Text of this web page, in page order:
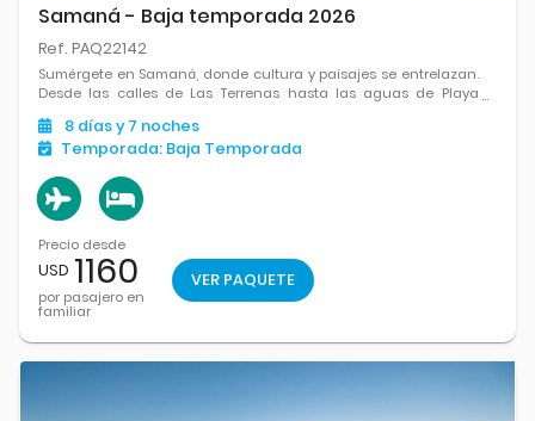
Samaná - Baja temporada 2026
Ref. PAQ22142
Sumérgete en Samaná, donde cultura y paisajes se entrelazan.
Desde las calles de Las Terrenas hasta las aguas de Playa
Rincón, cada experiencia es un capítulo único en este cuento
caribeño.
8 díasy 7 noches
Temporada: Baja Temporada
Precio desde
USD 1160
por pasajero en
familiar
VER PAQUETE